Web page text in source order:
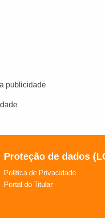
publicidade
Proteção de dados
Política de Privacidade
Portal do Titular